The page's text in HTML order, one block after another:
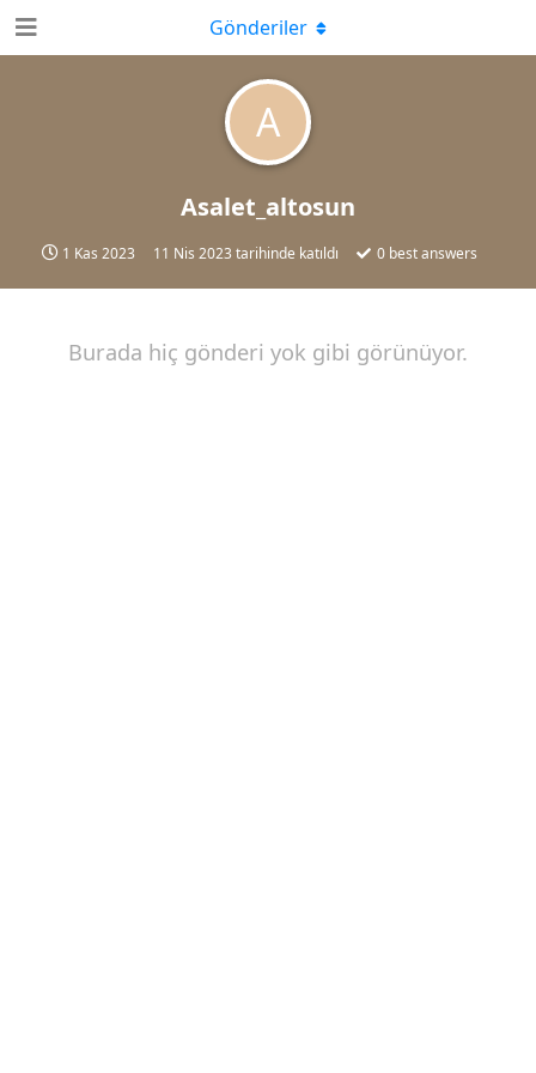
A
Asalet_altosun
1 Kas 2023 11 Nis 2023 tarihinde katıldı 0best answers
Gönderiler
Burada hiç gönderi yok gibi görünüyor.